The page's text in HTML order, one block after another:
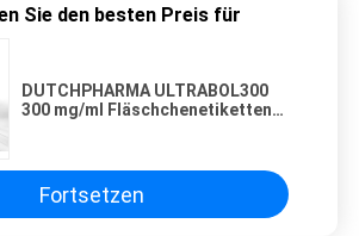
Sie den besten Preis für
DUTCHPHARMA ULTRABOL300
300 mg/ml Fläschchenetiketten
Fortsetzen